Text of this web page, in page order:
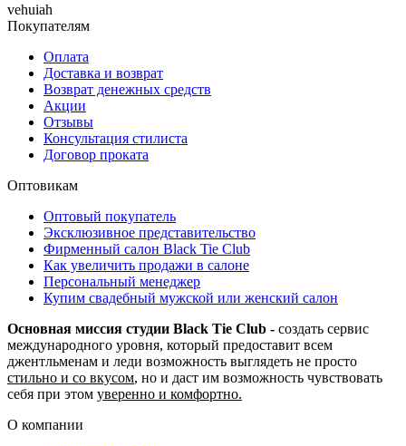
vehuiah
Покупателям
Оплата
Доставка и возврат
Возврат денежных средств
Акции
Отзывы
Консультация стилиста
Договор проката
Оптовикам
Оптовый покупатель
Эксклюзивное представительство
Фирменный салон Black Tie Club
Как увеличить продажи в салоне
Персональный менеджер
Купим свадебный мужской или женский салон
Основная миссия студии Black Tie Club - создать сервис
международного уровня, который предоставит всем
джентльменам и леди возможность выглядеть не просто
стильно и со вкусом, но и даст им возможность чувствовать
себя при этом уверенно и комфортно.
О компании